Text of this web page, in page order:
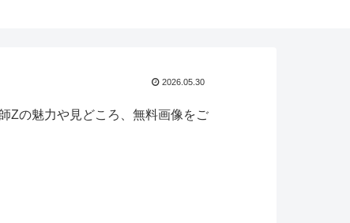
2026.05.30
Zの魅力や見どころ、無料画像をご